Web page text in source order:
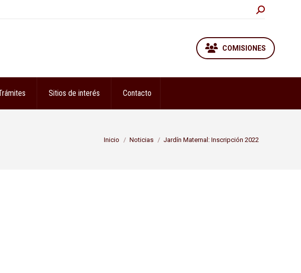
Buscar:
COMISIONES
Sitios de interés Contacto
Estás aquí:
Inicio Noticias Jardín Maternal: Inscripción 2022